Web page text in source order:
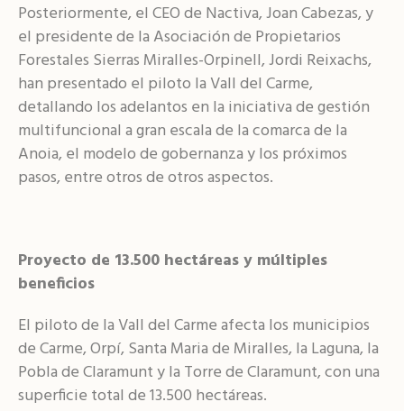
Posteriormente, el CEO de Nactiva, Joan Cabezas, y
el presidente de la Asociación de Propietarios
Forestales Sierras Miralles-Orpinell, Jordi Reixachs,
han presentado el piloto la Vall del Carme,
detallando los adelantos en la iniciativa de gestión
multifuncional a gran escala de la comarca de la
Anoia, el modelo de gobernanza y los próximos
pasos, entre otros de otros aspectos.
Proyecto de 13.500 hectáreas y múltiples
beneficios
El piloto de la Vall del Carme afecta los municipios
de Carme, Orpí, Santa Maria de Miralles, la Laguna, la
Pobla de Claramunt y la Torre de Claramunt, con una
superficie total de 13.500 hectáreas.